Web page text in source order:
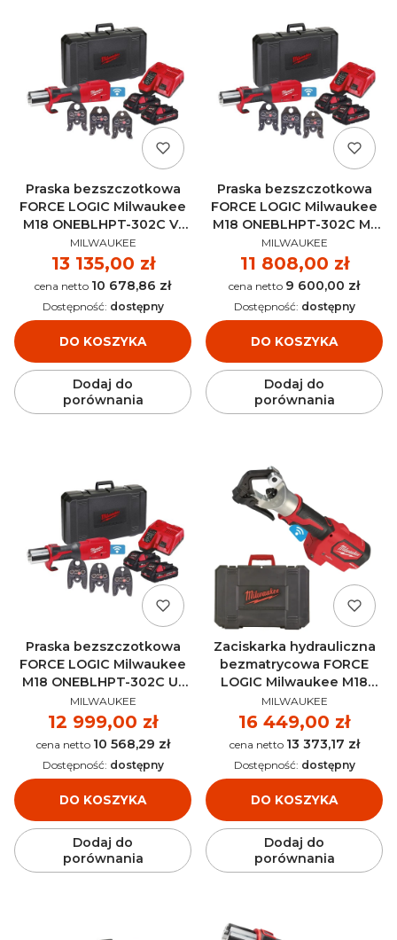
Praska bezszczotkowa
FORCE LOGIC Milwaukee
M18 ONEBLHPT-302C V-
SET AKU 18V (2x 3.0 Ah) -
4933478308
PRODUCENT
MILWAUKEE
Cena
13 135,00 zł
Cena 10 678,86 zł
DO KOSZYKA
Dostępność: dostępny
Dodaj do
porównania
Praska bezszczotkowa
FORCE LOGIC Milwaukee
M18 ONEBLHPT-302C M-
SET AKU 18V (2x 3.0 Ah) -
4933478310
PRODUCENT
MILWAUKEE
Cena
11 808,00 zł
Cena 9 600,00 zł
DO KOSZYKA
Dostępność: dostępny
Dodaj do
porównania
Praska bezszczotkowa
FORCE LOGIC Milwaukee
M18 ONEBLHPT-302C U-
SET AKU 18V (2x 3.0 Ah) -
4933478309
PRODUCENT
MILWAUKEE
Cena
12 999,00 zł
Cena 10 568,29 zł
DO KOSZYKA
Dostępność: dostępny
Dodaj do
porównania
Zaciskarka hydrauliczna
bezmatrycowa FORCE
LOGIC Milwaukee M18
HDCT-0C AKU 18V (bez
aku) - 4933471949
PRODUCENT
MILWAUKEE
Cena
16 449,00 zł
Cena 13 373,17 zł
DO KOSZYKA
Dostępność: dostępny
Dodaj do
porównania